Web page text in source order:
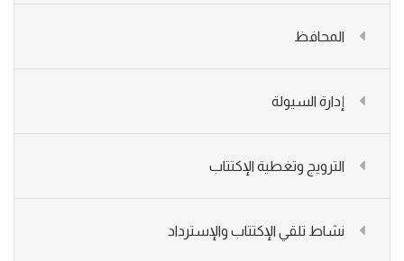
المحافظ
إدارة السيولة
الترويج وتغطية الإكتتاب
نشاط تلقي الإكتتاب والإسترداد